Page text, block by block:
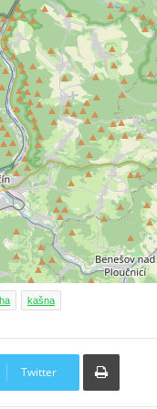
v Postoloprtech
v Mostecké ulici
kostelem
u Šluknova
Sládkově ulici u
promenády u
Labem
na
kašna
Twitter